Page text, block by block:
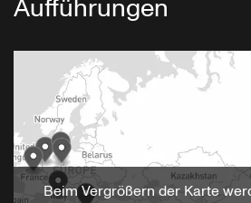
Aufführungen
Beim Vergrößern der Karte